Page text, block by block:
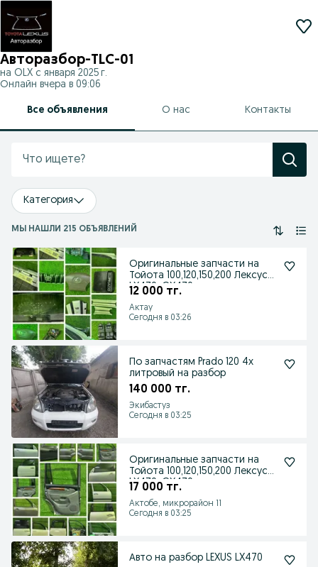
Авторазбор-TLC-01
на OLX с января 2025 г.
Онлайн вчера в 09:06
Все объявления О нас Контакты
Категория
МЫ НАШЛИ 215 ОБЪЯВЛЕНИЙ
Оригинальные запчасти на
Тойота 100,120,150,200 Лексус
LX470, GX470
12 000 тг.
Актау
Сегодня в 03:26
По запчастям Prado 120 4х
литровый на разбор
140 000 тг.
Экибастуз
Сегодня в 03:25
Оригинальные запчасти на
Тойота 100,120,150,200 Лексус
LX470, GX470
17 000 тг.
Актобе, микрорайон 11
Сегодня в 03:25
Авто на разбор LEXUS LX470